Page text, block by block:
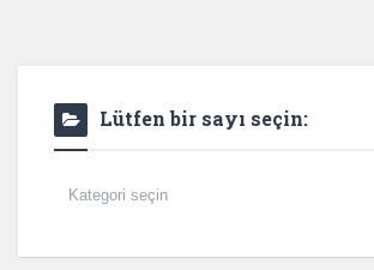
Lütfen bir sayı seçin:
Lütfen